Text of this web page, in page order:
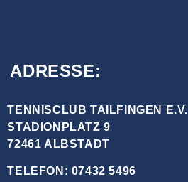
ADRESSE:
TENNISCLUB TAILFINGEN E.V.
STADIONPLATZ 9
72461 ALBSTADT
TELEFON: 07432 5496